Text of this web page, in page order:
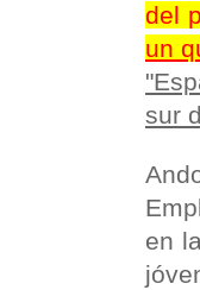
del
un
sur
en